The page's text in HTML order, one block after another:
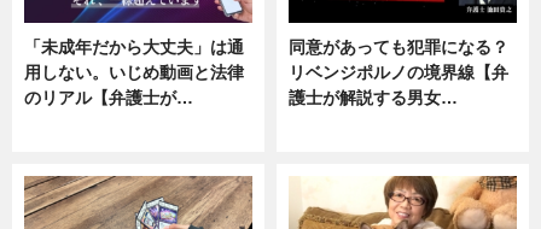
「未成年だから大丈夫」は通
用しない。いじめ動画と法律
のリアル【弁護士が…
同意があっても犯罪になる？
リベンジポルノの境界線【弁
護士が解説する男女…